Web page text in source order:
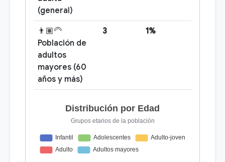
(general)
👨🏽‍🦳
Población de
adultos
mayores (60
años y más)
3 1%